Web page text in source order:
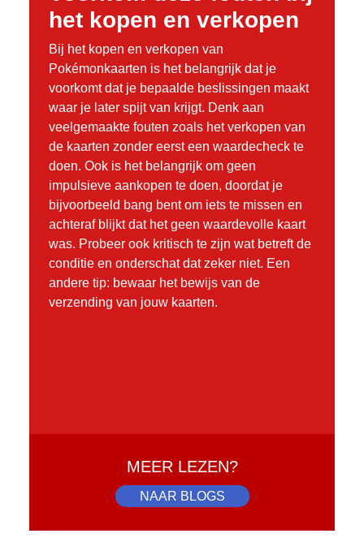
het kopen en verkopen
Bij het kopen en verkopen van
Pokémonkaarten is het belangrijk dat je
voorkomt dat je bepaalde beslissingen maakt
waar je later spijt van krijgt. Denk aan
veelgemaakte fouten zoals het verkopen van
de kaarten zonder eerst een waardecheck te
doen. Ook is het belangrijk om geen
impulsieve aankopen te doen, doordat je
bijvoorbeeld bang bent om iets te missen en
achteraf blijkt dat het geen waardevolle kaart
was. Probeer ook kritisch te zijn wat betreft de
conditie en onderschat dat zeker niet. Een
andere tip: bewaar het bewijs van de
verzending van jouw kaarten.
MEER LEZEN?
NAAR BLOGS